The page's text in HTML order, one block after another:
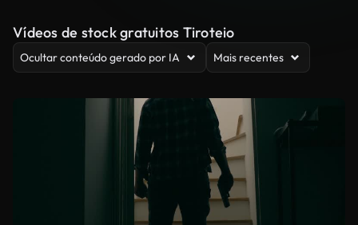
Vídeos de stock gratuitos Tiroteio
Ocultar conteúdo gerado por IA Mais recentes